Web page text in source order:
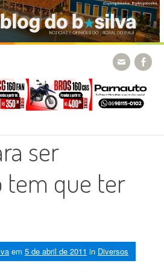
ser
tem que ter
em 5 de abril de 2011 in Diversos